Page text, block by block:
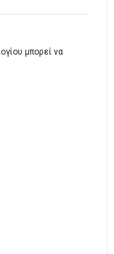
μπορεί να